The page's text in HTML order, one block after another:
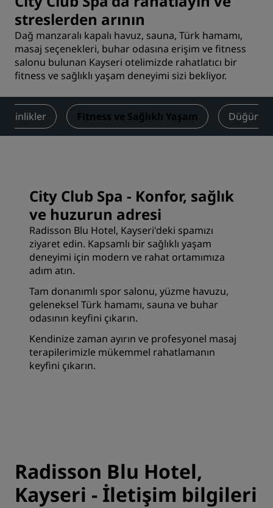
streslerden arının
Dağ manzaralı kapalı havuz, sauna, Türk hamamı,
masaj seçenekleri, buhar odasına erişim ve fitness
salonu bulunan Kayseri otelimizde rahatlatıcı bir
fitness ve sağlıklı yaşam deneyimi sizi bekliyor.
Fitness ve Sağlıklı Yaşam Düğünler
City Club Spa - Konfor, sağlık
ve huzurun adresi
Radisson Blu Hotel, Kayseri'deki spamızı
ziyaret edin. Kapsamlı bir sağlıklı yaşam
deneyimi için modern ve rahat ortamımıza
adım atın.
Tam donanımlı spor salonu, yüzme havuzu,
geleneksel Türk hamamı, sauna ve buhar
odasının keyfini çıkarın.
Kendinize zaman ayırın ve profesyonel masaj
terapilerimizle mükemmel rahatlamanın
keyfini çıkarın.
Radisson Blu Hotel,
Kayseri - İletişim bilgileri